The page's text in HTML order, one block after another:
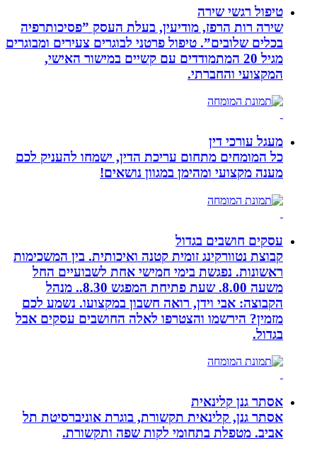
טיפול רגשי שירה
שירה רות הרפז, מודיעין, בעלת העסק ”פסיכותרפיה
בכלים שלובים”. טיפול פרטני לבוגרים צעירים ומבוגרים
מגיל 20 המתמודדים עם קשיים במישור האישי,
המקצועי והחברתי.
מעגל עורכי דין
כל המומחים מתחום עריכת הדין, ישמחו להעניק לכם
מענה מקצועי ומהימן במגוון נושאים!
עסקים חושבים בגדול
קבוצת נטוורקינג זומית קטנה ואיכותית. בין המשכימות
ראשונות. נפגשת בימי חמישי אחת לשבועיים החל
משעה 8.00. שעת פתיחת המפגש 8.30.. מנהל
הקבוצה: אבי וידן, רואה חשבון במקצועו. נשמע לכם
מזמין? הירשמו והצטרפו לאלה החושבים עסקים אבל
בגדול.
אסתר גנן קלינאית
אסתר גנן, קלינאית תקשורת, בוגרת אוניברסיטת תל
אביב. מטפלת בתחומי לקות שפה ותקשורת.